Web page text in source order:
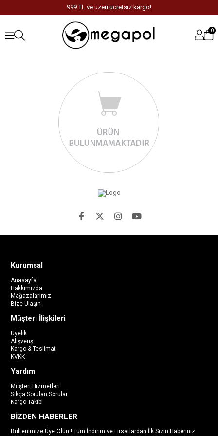
999 TL ve üzeri ücretsiz kargo!
0
Kurumsal
Anasayfa
Hakkımızda
Mağazalarımız
Bize Ulaşın
Müşteri İlişkileri
Üyelik
Alışveriş
Kargo & Teslimat
KVKK
Yardım
Müşteri Hizmetleri
Sıkça Sorulan Sorular
Kargo Takibi
BİZDEN HABERLER
Bültenimize Üye Olun ! Tüm İndirim ve Fırsatlardan İlk Sizin Haberiniz